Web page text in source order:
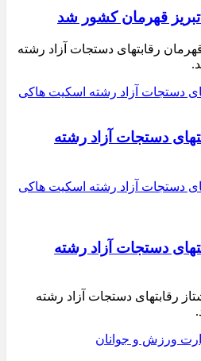
تبریز قهرمان کشور شد
رقابتهای دستجات آزاد رشته
دستجات آزاد رشته
دستجات آزاد رشته
رقابتهای دستجات آزاد رشته